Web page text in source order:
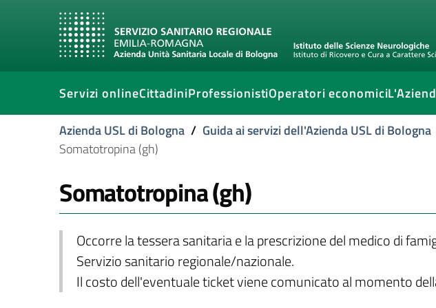
Servizi onlineCittadiniProfessionistiOperatori economici
Azienda USL di Bologna / Guida ai servizi dell'Azienda USL di Bologna
Somatotropina (gh)
Somatotropina (gh)
Occorre la tessera sanitaria e la prescrizione del medico di
Servizio sanitario regionale/nazionale.
Il costo dell'eventuale ticket viene comunicato al momento